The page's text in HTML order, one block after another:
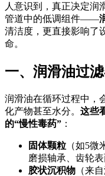
人意识到，真正决定润
管道中的低调组件——
清洁度，更直接影响了
命。
一、润滑油过
润滑油在循环过程中，
化产物甚至水分。 这些
的“慢性毒药” ：
固体颗粒 （如5
磨损轴承、齿轮表
胶状沉积物 （来